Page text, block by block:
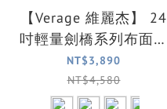
【Verage 維麗杰】 24
吋輕量劍橋系列布面旅
行箱/行李箱(4色可選)
NT$3,890
NT$4,580